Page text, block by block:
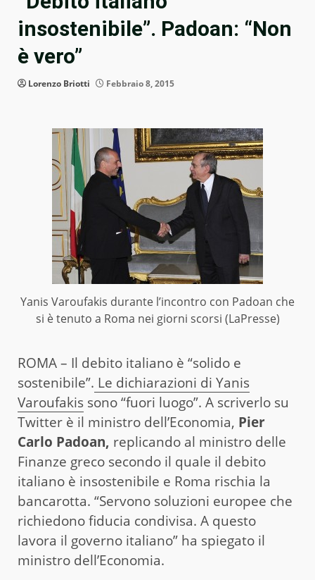
insostenibile”. Padoan: “Non
è vero”
Lorenzo Briotti Febbraio 8, 2015
Yanis Varoufakis durante l’incontro con Padoan che
si è tenuto a Roma nei giorni scorsi (LaPresse)
ROMA – Il debito italiano è “solido e
sostenibile”. Le dichiarazioni di Yanis
Varoufakis sono “fuori luogo”. A scriverlo su
Twitter è il ministro dell’Economia, Pier
Carlo Padoan, replicando al ministro delle
Finanze greco secondo il quale il debito
italiano è insostenibile e Roma rischia la
bancarotta. “Servono soluzioni europee che
richiedono fiducia condivisa. A questo
lavora il governo italiano” ha spiegato il
ministro dell’Economia.